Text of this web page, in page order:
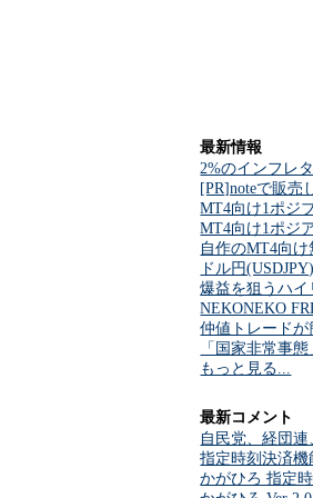
最新情報
2%のインフレ
[PR]noteで販売
MT4向け1ポジ
MT4向け1ポジ
自作のMT4向
ドル円
爆益を狙うハイ
NEKONEKO
仲値トレード
「国家非常事
もっと見る...
最新コメント
自民党、経団
指定時刻決済機
かがひろ 指定